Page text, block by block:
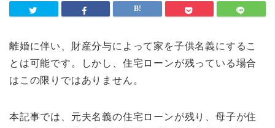
離婚に伴い、財産分与によって家を子供名義にするこ
とは可能です。しかし、住宅ローンが残っている場合
はこの限りではありません。
本記事では、元夫名義の住宅ローンが残り、母子が住